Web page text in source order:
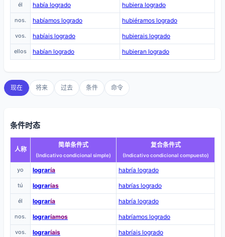
él había logrado hubiera logrado
nos. habíamos logrado hubiéramos logrado
vos. habíais logrado hubierais logrado
ellos habían logrado hubieran logrado
现在 将来 过去 条件 命令
条件时态
人称
简单条件式
(Indicativo condicional simple)
复合条件式
(Indicativo condicional compuesto)
yo lograría habría logrado
tú lograrías habrías logrado
él lograría habría logrado
nos. lograríamos habríamos logrado
vos. lograríais habríais logrado